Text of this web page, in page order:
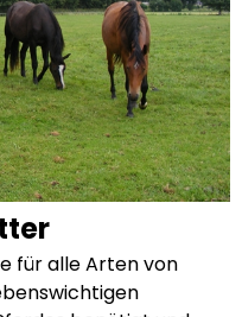
werden vom Pferd mit der Nahrung aufgenommen und bereits durch die Magensäure in ihrer Struktur verändert. Die eigentliche Verdauung der Aminosäuren und Aufnahme in die Blutbahn erfolgt dann im Dünndarm des Pferdes. Hier werden die Proteine durch Enzyme gespalten, so dass nur noch 2 bis 3 Aminosäuren aneinanderhängen. So kann die Dünndarmschleimhaut diese aufnehmen, in die einzelnen Aminosäuren abbauen und an die Blutbahn abgeben. Eiweiße, die nicht im Dünndarm verdaut werden, gelangen in den Dickdarm. Hier übernehmen die Darmbakterien die Eiweißspaltung. Allerdings ist die Dickdarmverdauung von Eiweißen nicht effektiv, so dass dein Pferd diese nicht oder nur eingeschränkt nutzen kann. Welches Eiweiß im Dünndarm verdaut werden kann und welches nicht, hängt davon ab, wie das Protein im Futter gebunden ist. Gelangt viel Eiweiß über Rohfasern (z.B. durch Luzerne) in den Magen-Darm-Trakt, ist dieses für dein Pferd schwerer verfügbar als Eiweiß aus behandelten Hülsenfrüchten (z.B. Sojaschrot). Da Rohfasern für dein Pferd erst im Dickdarm aufgeschlossen werden, ist hierbei auch die Eiweißverdaulichkeit sehr niedrig. Entsorgung der Eiweiß-Abfallstoffe: Aminosäuren bestehen neben Kohlenstoff, Wasserstoff und Sauerstoff auch aus Stickstoff. Eben dieser Stickstoff muss nach dem Abbau von Proteinen aus dem Körper entfernt werden. Stickstoff findet im Körper keine weitere Verwendung und kann auch nicht der Energiegewinnung dienen. Stickstoff wird in Harnsäure und in der Leber in Harnstoff umgewandelt. Dieser wird dann über die Nieren ausgeschieden. Deshalb sollte auf die bedarfsgerechte Fütterung von Eiweiß geachtet werden, denn ein dauerhaftes Überangebot kann die Leber und Nieren schädigen. Warum Eiweiß für Pferde so wichtig ist Pferde benötigen Eiweiß für alle lebenswichtigen Funktionen und für den Aufbau des Gewebes. Kurzum, der ganze Körper und alle lebenswichtigen Funktionen hängen vom Eiweiß ab. Pferde können also nur mit Hilfe von Eiweiß wachsen, sich entwickeln, Muskulatur aufbauen und den Regenerationsprozess im Körper aufrechterhalten. Des Weiteren gehören auch Keratine, die Hauptbestandteile in Hufen, Haaren und dem Fell, zu den Proteinen. Ein guter Stoffwechsel und ein gesundes Immunsystem sind nur durch eine ausreichende Eiweißzufuhr möglich. Der Körper deines Pferdes benötigt auch für den Aufbau von Hormonen, Enzymen und Antikörpern entsprechende Aminosäuren. Um nach einer Verletzung dein Pferd bei der Regeneration der Zellstruktur zu unterstützen, ist ebenfalls ein hoher Eiweißgehalt im Futter empfehlenswert. Die Aufgaben von Eiweiß im Pferdefutter zusammengefasst Aufbau von Muskel-, Stütz- und Schutzgewebe sowie Enzymen. Unterstützung einer guten Leber- und Nierenfunktion. Bildung von Hämoglobin im Blut. Dies ist unter anderem verantwortlich für den Sauerstofftransport im Blut. Förderung eines gesunden Immunsystems des Körpers, so dass der Entstehung von Immunkrankheiten vorgebeugt, bzw. aktiv entgegengewirkt werden kann. Ermöglicht die Blutgerinnung. Hierdurch können sich Krusten auf den Wunden bilden, so dass Blutungen gestoppt werden. Diese Krusten sind aus Eiweißen aufgebaut. Welche Pferde haben einen erhöhten Eiweißbedarf? Neben den Bedarfswerten aus der Literatur für die Erhaltung und bei verschiedenen Leistungsarten, gibt es auch Pferde, die aufgrund ihrer Rasse, ihres Erscheinungsbildes, ihres Alters, einer Erkrankung oder einer genetischen Disposition einen erhöhten Eiweißbedarf haben: Pferde mit einem besonders dicken und/oder langen Haarkleid benötigen mehr Eiweiß, d